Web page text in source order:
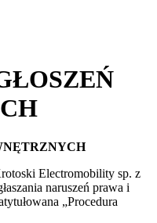
Electromobility sp. z
naruszeń prawa i
„Procedura